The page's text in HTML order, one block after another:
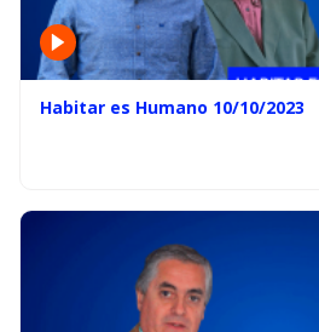
Habitar es Humano 10/10/2023